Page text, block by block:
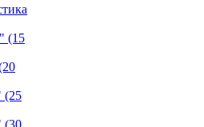
(15
(25
(30